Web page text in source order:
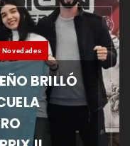
Novedades
BRILLÓ